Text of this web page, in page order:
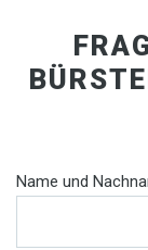
Name und